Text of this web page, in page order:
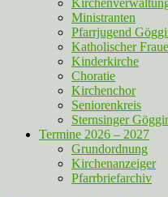
Ministranten
Pfarrjugend
Katholischer
Kinderkirche
Choratie
Kirchenchor
Seniorenkreis
Sternsinger
Termine 2026 – 2027
Grundordnung
Kirchenanzeiger
Pfarrbriefarchiv